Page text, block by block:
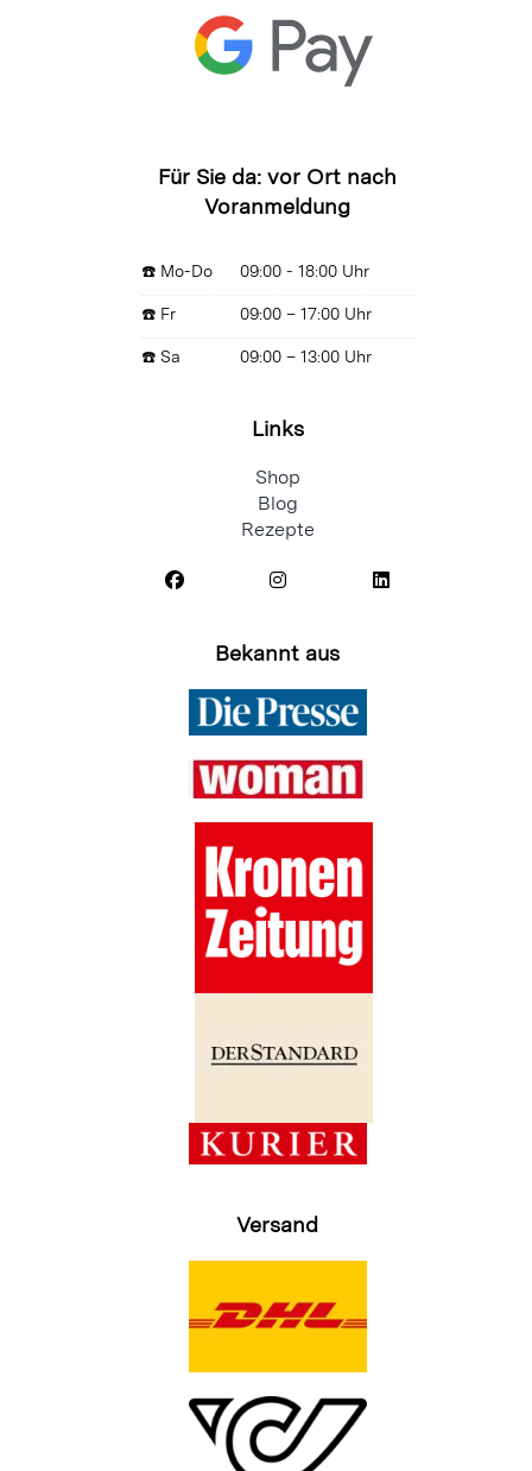
Für Sie da: vor Ort nach
Voranmeldung
☎️ Mo-Do 09:00 - 18:00 Uhr
☎️ Fr 09:00 – 17:00 Uhr
☎️ Sa 09:00 – 13:00 Uhr
Links
Shop
Blog
Rezepte
Bekannt aus
Versand